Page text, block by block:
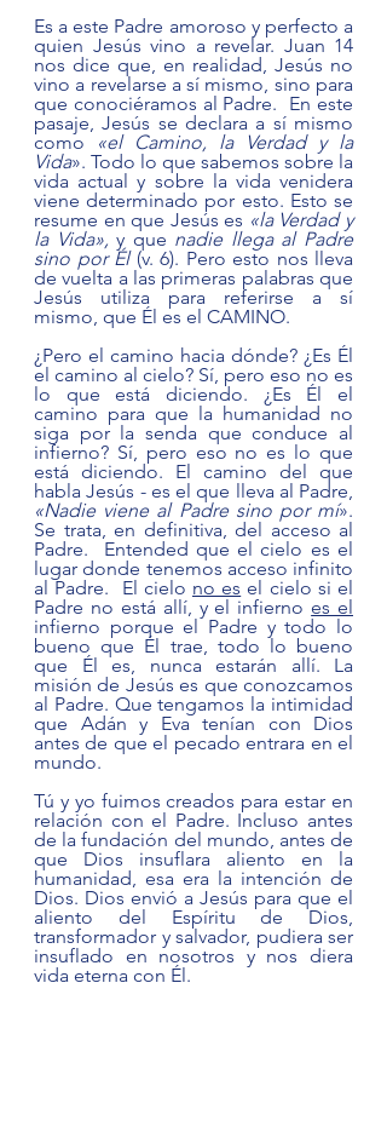
Es a este Padre amoroso y perfecto a
quien Jesús vino a revelar. Juan 14
nos dice que, en realidad, Jesús no
vino a revelarse a sí mismo, sino para
que conociéramos al Padre.  En este
pasaje, Jesús se declara a sí mismo
como
«el Camino, la Verdad y la
Vida». Todo lo que sabemos sobre la
vida actual y sobre la vida venidera
viene determinado por esto. Esto se
resume en que Jesús es «la Verdad y
la Vida», y que nadie llega al Padre
sino por Él (v. 6). Pero esto nos lleva
de vuelta a las primeras palabras que
Jesús utiliza para referirse a sí
mismo, que Él es el CAMINO.
¿Pero el camino hacia dónde? ¿Es Él
el camino al cielo? Sí, pero eso no es
lo que está diciendo. ¿Es Él el
camino para que la humanidad no
siga por la senda que conduce al
infierno? Sí, pero eso no es lo que
está diciendo. El camino del que
«Nadie viene al Padre sino por mí».
Se trata, en definitiva, del acceso al
Padre.  Entended que el cielo es el
lugar donde tenemos acceso infinito
al Padre.  El cielo no es el cielo si el
Padre no está allí, y el infierno es el
infierno porque el Padre y todo lo
bueno que Él trae, todo lo bueno
que Él es, nunca estarán allí. La
misión de Jesús es que conozcamos
al Padre. Que tengamos la intimidad
que Adán y Eva tenían con Dios
antes de que el pecado entrara en el
mundo.
Tú y yo fuimos creados para estar en
relación con el Padre. Incluso antes
de la fundación del mundo, antes de
que Dios insuflara aliento en la
humanidad, esa era la intención de
Dios. Dios envió a Jesús para que el
aliento del Espíritu de Dios,
transformador y salvador, pudiera ser
insuflado en nosotros y nos diera
vida eterna con Él.